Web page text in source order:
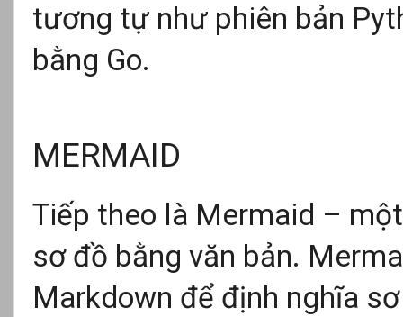
tương tự như phiên bản
bằng Go.
MERMAID
Tiếp theo là Mermaid –
sơ đồ bằng văn bản.
Markdown để định nghĩa